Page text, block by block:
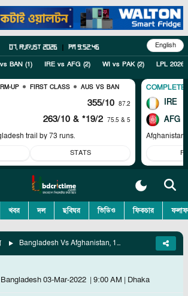
07, August 2026 pm 9:52:46 English
BAN (1) IRE vs AFG (2) WI vs PAK(2) LPL 2026
UP FIRST CLASS AUS VS BAN
355/10 87.2
263/10 & *19/2 75.5 & 5
trail by 73 runs.
STATS
IRE
AFG
Afghanistan
খবর দল ছবিঘর ভিডিও ফিকচার
Bangladesh Vs Afghanistan, 1st T20I
03-Mar-2022 | 9:00 AM | Dhaka